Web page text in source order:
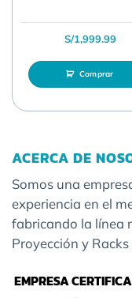
S/1,999.99
Comprar
ACERCA DE
Somos una
experiencia en el
fabricando la línea
Proyección y Racks
EMPRESA